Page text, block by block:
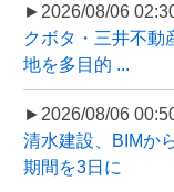
►2026/08/06
クボタ・三井不動
地を多目的 ...
►2026/08/06
清水建設、BIMか
期間を3日に